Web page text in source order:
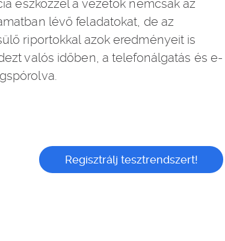
eszközzel a vezetők nemcsak az
lévő feladatokat, de az
riportokkal azok eredményeit is
valós időben, a telefonálgatás és e-
Regisztrálj tesztrendszert!